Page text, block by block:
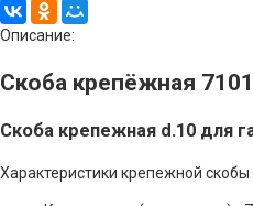
Описание:
Скоба крепёжная
Скоба крепежная d.10 для
Характеристики крепежной скобы